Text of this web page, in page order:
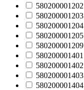
580200001202
580200001203
580200001204
580200001205
580200001209
580200001401
580200001402
580200001403
580200001404